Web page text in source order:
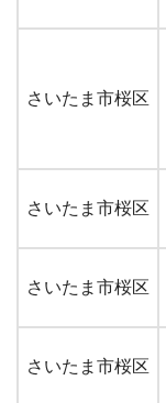
さいたま市桜区
さいたま市桜区
さいたま市桜区
さいたま市桜区